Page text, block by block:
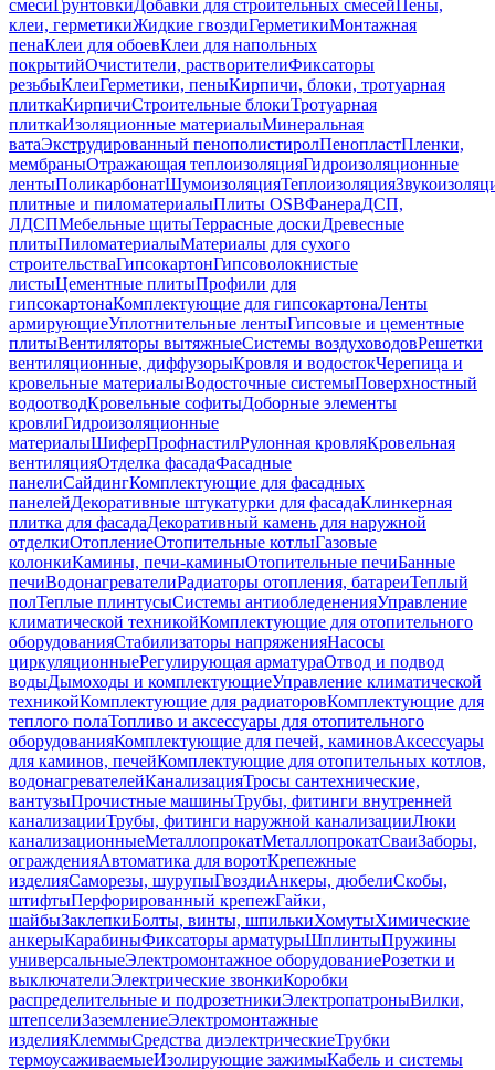
смесиГрунтовкиДобавки для строительных смесейПены,
клеи, герметикиЖидкие гвоздиГерметикиМонтажная
пенаКлеи для обоевКлеи для напольных
покрытийОчистители, растворителиФиксаторы
резьбыКлеиГерметики, пеныКирпичи, блоки, тротуарная
плиткаКирпичиСтроительные блокиТротуарная
плиткаИзоляционные материалыМинеральная
ватаЭкструдированный пенополистиролПенопластПленки,
мембраныОтражающая теплоизоляцияГидроизоляционные
лентыПоликарбонатШумоизоляцияТеплоизоляция
плитные и пиломатериалыПлиты OSBФанераДСП,
ЛДСПМебельные щитыТеррасные доскиДревесные
плитыПиломатериалыМатериалы для сухого
строительстваГипсокартонГипсоволокнистые
листыЦементные плитыПрофили для
гипсокартонаКомплектующие для гипсокартонаЛенты
армирующиеУплотнительные лентыГипсовые и цементные
плитыВентиляторы вытяжныеСистемы воздуховодовРешетки
вентиляционные, диффузорыКровля и водостокЧерепица и
кровельные материалыВодосточные системыПоверхностный
водоотводКровельные софитыДоборные элементы
кровлиГидроизоляционные
материалыШиферПрофнастилРулонная кровляКровельная
вентиляцияОтделка фасадаФасадные
панелиСайдингКомплектующие для фасадных
панелейДекоративные штукатурки для фасадаКлинкерная
плитка для фасадаДекоративный камень для наружной
отделкиОтоплениеОтопительные котлыГазовые
колонкиКамины, печи-каминыОтопительные печиБанные
печиВодонагревателиРадиаторы отопления, батареиТеплый
полТеплые плинтусыСистемы антиобледененияУправление
климатической техникойКомплектующие для отопительного
оборудованияСтабилизаторы напряженияНасосы
циркуляционныеРегулирующая арматураОтвод и подвод
водыДымоходы и комплектующиеУправление климатической
техникойКомплектующие для радиаторовКомплектующие для
теплого полаТопливо и аксессуары для отопительного
оборудованияКомплектующие для печей, каминовАксессуары
для каминов, печейКомплектующие для отопительных котлов,
водонагревателейКанализацияТросы сантехнические,
вантузыПрочистные машиныТрубы, фитинги внутренней
канализацииТрубы, фитинги наружной канализацииЛюки
канализационныеМеталлопрокатМеталлопрокатСваиЗаборы,
огражденияАвтоматика для воротКрепежные
изделияСаморезы, шурупыГвоздиАнкеры, дюбелиСкобы,
штифтыПерфорированный крепежГайки,
шайбыЗаклепкиБолты, винты, шпилькиХомутыХимические
анкерыКарабиныФиксаторы арматурыШплинтыПружины
универсальныеЭлектромонтажное оборудованиеРозетки и
выключателиЭлектрические звонкиКоробки
распределительные и подрозетникиЭлектропатроныВилки,
штепселиЗаземлениеЭлектромонтажные
изделияКлеммыСредства диэлектрическиеТрубки
термоусаживаемыеИзолирующие зажимыКабель и системы